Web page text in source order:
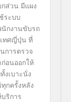
ส่วน มีแผง
ระบบ
กงานขับรถ
ทศญี่ปุ่น ที่
การตรวจ
อนออกให้
งเบาะนั่ง
กครั้งหลัง
ริการ